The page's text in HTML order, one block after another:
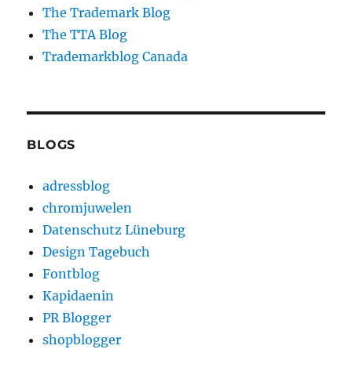
The Trademark Blog
The TTA Blog
Trademarkblog Canada
BLOGS
adressblog
chromjuwelen
Datenschutz Lüneburg
Design Tagebuch
Fontblog
Kapidaenin
PR Blogger
shopblogger